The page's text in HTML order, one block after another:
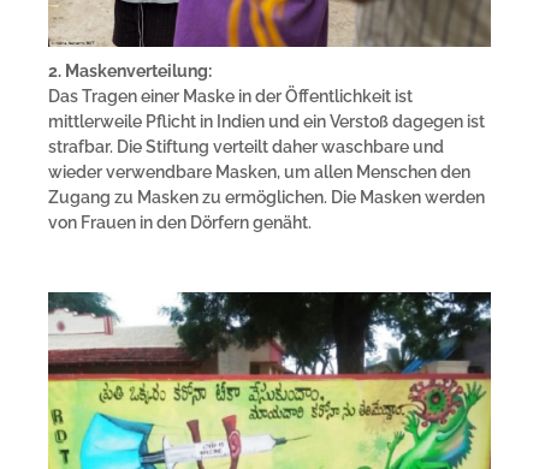
2. Maskenverteilung:
Das Tragen einer Maske in der Öffentlichkeit ist
mittlerweile Pflicht in Indien und ein Verstoß dagegen ist
strafbar. Die Stiftung verteilt daher waschbare und
wieder verwendbare Masken, um allen Menschen den
Zugang zu Masken zu ermöglichen. Die Masken werden
von Frauen in den Dörfern genäht.